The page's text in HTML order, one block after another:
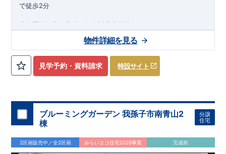
で徒歩2分
徒歩圏内に岩戸北小・那珂川北中学校、
★★★
1号棟：（4）LDK＋マルチスキップ＋カースペース3台
​2号棟：4LDK＋カースペース3台
東栄セーフティダンパー標準装備​【2024年度グッドデザイン
賞、受賞！】
こだわりの設備仕様
・キッチンには便利な
・リビングには全体が見渡せる対面キッチン
・お風呂場には浴室暖房換気乾燥機完備
見学予約・資料請求 特設サイト
物件詳細を見る
ブルーミングガーデン 我孫子市南青山2
棟
分譲
住宅
2区画販売中／全2区画 みらいエコ住宅2026事業 完成前